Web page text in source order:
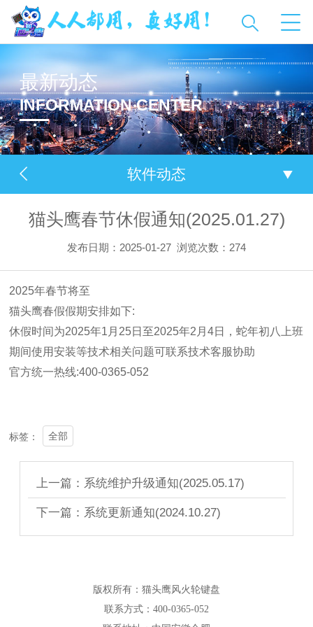
最新动态
INFORMATION CENTER
软件动态
猫头鹰春节休假通知(2025.01.27)
发布日期：2025-01-27 浏览次数： 274
2025年春节将至
猫头鹰春假假期安排如下:
休假时间为2025年1月25日至2025年2月4日，蛇年初八上班
期间使用安装等技术相关问题可联系技术客服协助
官方统一热线:400-0365-052
标签： 全部
上一篇：系统维护升级通知(2025.05.17)
下一篇：系统更新通知(2024.10.27)
版权所有：猫头鹰风火轮键盘
联系方式：400-0365-052